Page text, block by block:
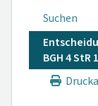
Suchen
BGH 4 StR